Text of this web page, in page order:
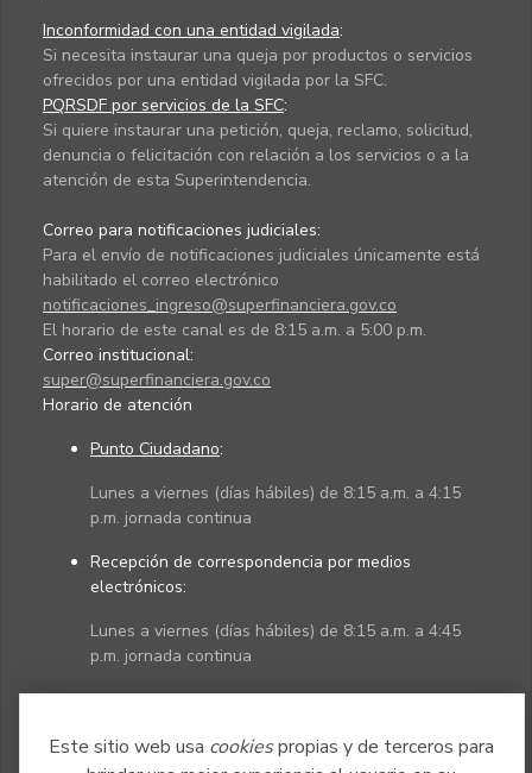
Este sitio web usa cookiespropias y de terceros para
Inconformidad con una entidad vigilada:
Si necesita instaurar una queja por productos o servicios
ofrecidos por una entidad vigilada por la SFC.
PQRSDF por servicios de la SFC:
Si quiere instaurar una petición, queja, reclamo, solicitud,
denuncia o felicitación con relación a los servicios o a la
atención de esta Superintendencia.
Correo para notificaciones judiciales:
Para el envío de notificaciones judiciales únicamente está
habilitado el correo electrónico
notificaciones_ingreso@superfinanciera.gov.co
El horario de este canal es de 8:15 a.m. a 5:00 p.m.
Correo institucional:
super@superfinanciera.gov.co
Horario de atención
Punto Ciudadano:
Lunes a viernes (días hábiles) de 8:15 a.m. a 4:15
p.m. jornada continua
Recepción de correspondencia por medios
electrónicos:
Lunes a viernes (días hábiles) de 8:15 a.m. a 4:45
p.m. jornada continua